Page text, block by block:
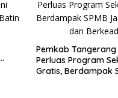
Pemkab Tangerang
Perluas Program
Gratis, Berdampak